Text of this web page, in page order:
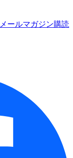
メールマガジン購読